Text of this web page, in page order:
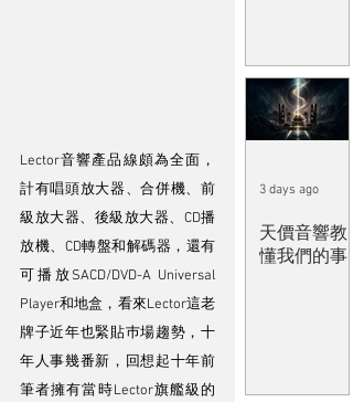
Lector音響產品線頗為全面，
計有唱頭放大器、合併機、前
級放大器、後級放大器、CD播
放機、CD轉盤和解碼器，還有
可播放SACD/DVD-A Universal
Player和地盒，看來Lector這老
牌子近年也緊貼巿場趨勢，十
年人事幾番新，回想起十年前
筆者擁有當時Lector旗艦級的
天價音響教
懂我們的事
3 days ago